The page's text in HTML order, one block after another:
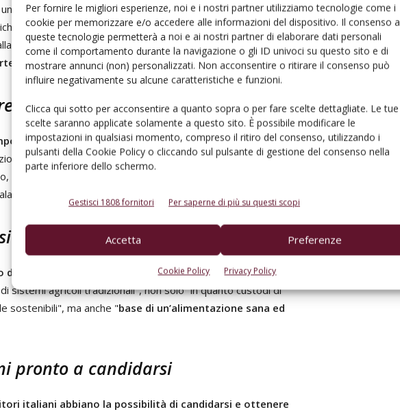
Per fornire le migliori esperienze, noi e i nostri partner utilizziamo tecnologie come i
cookie per memorizzare e/o accedere alle informazioni del dispositivo. Il consenso a
queste tecnologie permetterà a noi e ai nostri partner di elaborare dati personali
come il comportamento durante la navigazione o gli ID univoci su questo sito e di
mostrare annunci (non) personalizzati. Non acconsentire o ritirare il consenso può
influire negativamente su alcune caratteristiche e funzioni.
Clicca qui sotto per acconsentire a quanto sopra o per fare scelte dettagliate. Le tue
scelte saranno applicate solamente a questo sito. È possibile modificare le
impostazioni in qualsiasi momento, compreso il ritiro del consenso, utilizzando i
pulsanti della Cookie Policy o cliccando sul pulsante di gestione del consenso nella
parte inferiore dello schermo.
Gestisci 1808 fornitori Per saperne di più su questi scopi
Accetta Preferenze
Cookie Policy Privacy Policy
approccio rispettoso della identità paesaggistica, delle specificità
proseguire il lavoro per ilmantenimento della biodiverstà;
questione della gestione delle risorse idriche ; favorire lo sviluppo
connesso alla stagionalità, al vino e ai prodotti locali.
e conservazione dell'ambiente
di grande cambiamento- aggiunge Gini - dove l’agricoltura non
alimentare, per quanto nobile e vitale: l’agricoltura oggi,
è di fatto
le nostre stesse vite".
e sistemi agricoli
Luigi D’Eramo , ha sottolineato l'importanza del
sistemi agricoli tradizionali", non solo “in quanto custodi di
sostenibili", ma anche "base di un’alimentazione sana ed
pronto a candidarsi
italiani abbiano la possibilità di candidarsi e ottenere